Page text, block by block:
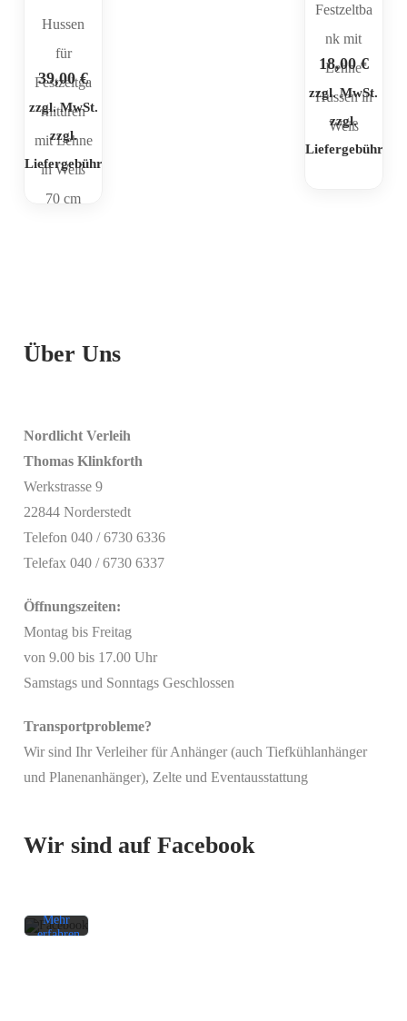
Hussen
für
Festzeltga
rnituren
mit Lehne
in Weiß
70 cm
39,00€
zzgl. MwSt.
zzgl.
Liefergebühr
Festzeltba
nk mit
Lehne
Hussen in
Weiß
18,00€
zzgl. MwSt.
zzgl.
Liefergebühr
Über Uns
Nordlicht Verleih
Thomas Klinkforth
Werkstrasse 9
22844 Norderstedt
Telefon 040 / 6730 6336
Telefax 040 / 6730 6337
Öffnungszeiten:
Montag bis Freitag
von 9.00 bis 17.00 Uhr
Samstags und Sonntags Geschlossen
Transportprobleme?
Wir sind Ihr Verleiher für Anhänger (auch Tiefkühlanhänger
und Planenanhänger), Zelte und Eventausstattung
Wir sind auf Facebook
Mit
akzeptieren
Mehr
erfahren